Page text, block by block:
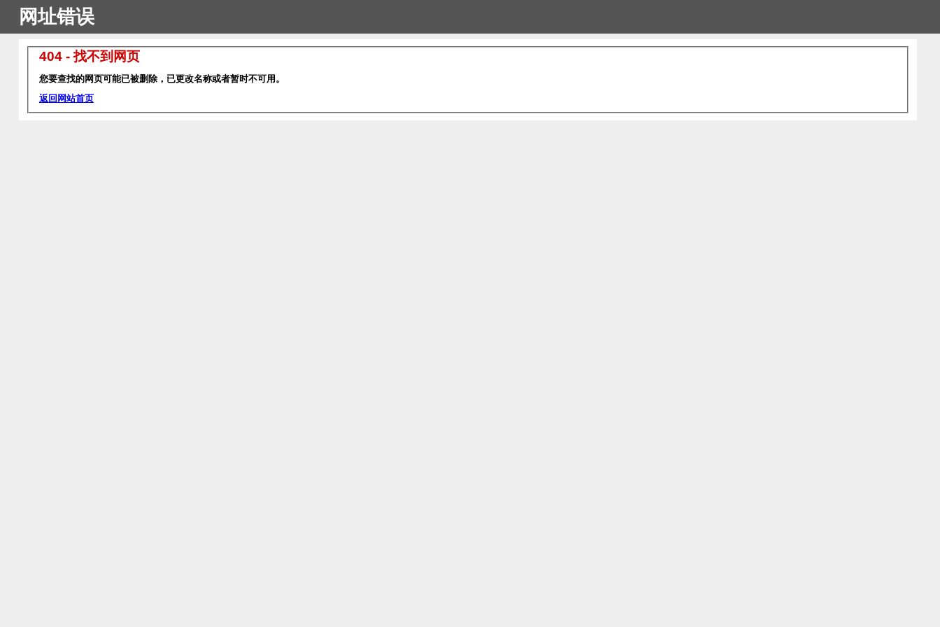
网址错误
404 - 找不到网页
您要查找的网页可能已被删除，已更改名称或者暂时不可用。
返回网站首页